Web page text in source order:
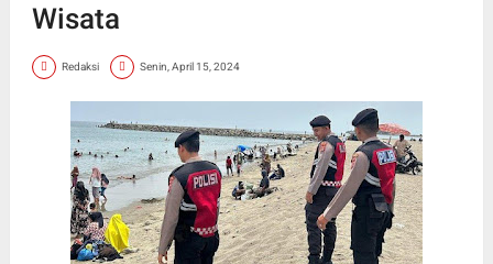
Wisata
Redaksi Senin, April 15, 2024